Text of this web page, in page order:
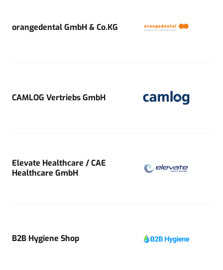
orangedental GmbH & Co.KG
CAMLOG Vertriebs GmbH
Elevate Healthcare / CAE
Healthcare GmbH
B2B Hygiene Shop